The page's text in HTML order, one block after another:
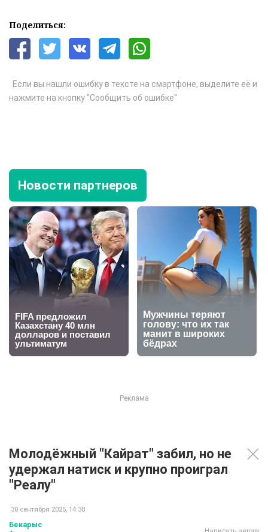
Поделиться:
Если вы нашли ошибку в тексте на смартфоне, выделите её и
нажмите на кнопку "Сообщить об ошибке"
Новости партнеров
Молодёжный "Кайрат" забил, но не
удержал натиск и крупно проиграл
"Реалу"
30 сентября 2025, 14:38
Бекарыс